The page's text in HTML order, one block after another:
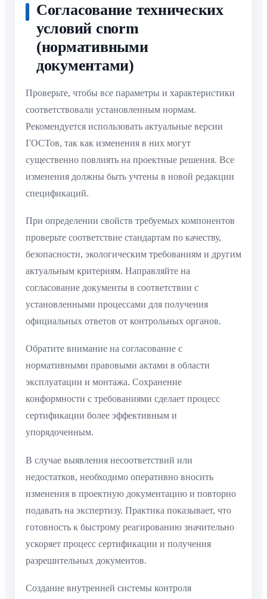
Согласование технических
условий сnorm
(нормативными
документами)
Проверьте, чтобы все параметры и характеристики
соответствовали установленным нормам.
Рекомендуется использовать актуальные версии
ГОСТов, так как изменения в них могут
существенно повлиять на проектные решения. Все
изменения должны быть учтены в новой редакции
спецификаций.
При определении свойств требуемых компонентов
проверьте соответствие стандартам по качеству,
безопасности, экологическим требованиям и другим
актуальным критериям. Направляйте на
согласование документы в соответствии с
установленными процессами для получения
официальных ответов от контрольных органов.
Обратите внимание на согласование с
нормативными правовыми актами в области
эксплуатации и монтажа. Сохранение
конформности с требованиями сделает процесс
сертификации более эффективным и
упорядоченным.
В случае выявления несоответствий или
недостатков, необходимо оперативно вносить
изменения в проектную документацию и повторно
подавать на экспертизу. Практика показывает, что
готовность к быстрому реагированию значительно
ускоряет процесс сертификации и получения
разрешительных документов.
Создание внутренней системы контроля